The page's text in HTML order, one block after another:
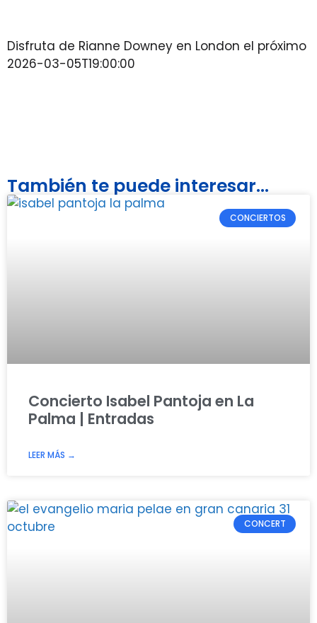
Disfruta de Rianne Downey en London el próximo
2026-03-05T19:00:00
También te puede interesar...
CONCIERTOS
Concierto Isabel Pantoja en La
Palma | Entradas
LEER MÁS →
CONCERT